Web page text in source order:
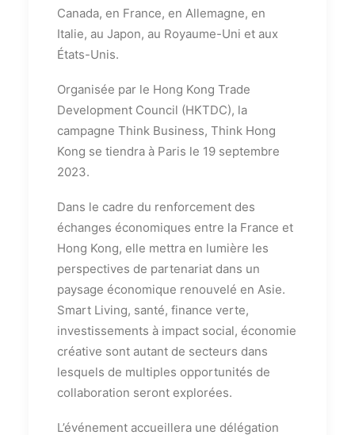
Canada, en France, en Allemagne, en
Italie, au Japon, au Royaume-Uni et aux
États-Unis.
Organisée par le Hong Kong Trade
Development Council (HKTDC), la
campagne Think Business, Think Hong
Kong se tiendra à Paris le 19 septembre
2023.
Dans le cadre du renforcement des
échanges économiques entre la France et
Hong Kong, elle mettra en lumière les
perspectives de partenariat dans un
paysage économique renouvelé en Asie.
Smart Living, santé, finance verte,
investissements à impact social, économie
créative sont autant de secteurs dans
lesquels de multiples opportunités de
collaboration seront explorées.
L’événement accueillera une délégation